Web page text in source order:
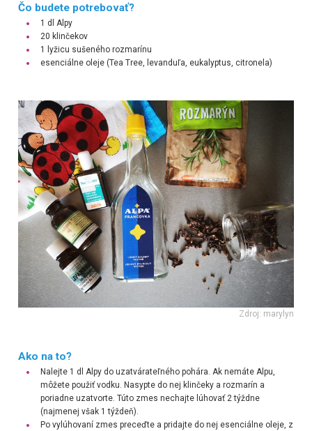
Čo budete potrebovať?
1 dl Alpy
20 klinčekov
1 lyžicu sušeného rozmarínu
esenciálne oleje (Tea Tree, levanduľa, eukalyptus, citronela)
Zdroj: marylyn
Ako na to?
Nalejte 1 dl Alpy do uzatvárateľného pohára. Ak nemáte Alpu,
môžete použiť vodku. Nasypte do nej klinčeky a rozmarín a
poriadne uzatvorte. Túto zmes nechajte lúhovať 2 týždne
(najmenej však 1 týždeň).
Po vylúhovaní zmes preceďte a pridajte do nej esenciálne oleje, z